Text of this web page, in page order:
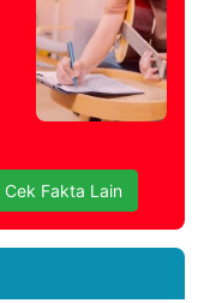
Cek Fakta Lain